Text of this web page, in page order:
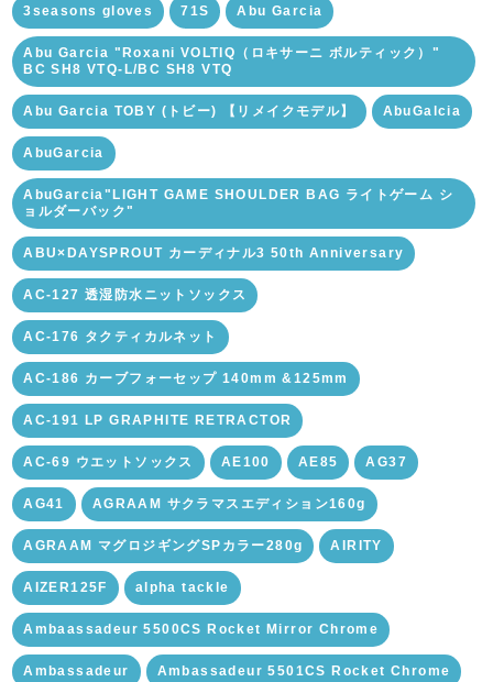
3seasons gloves 71S Abu Garcia
Abu Garcia "Roxani VOLTIQ（ロキサーニ ボルティック）"
BC SH8 VTQ-L/BC SH8 VTQ
Abu Garcia TOBY (トビー) 【リメイクモデル】 AbuGalcia
AbuGarcia
AbuGarcia"LIGHT GAME SHOULDER BAG ライトゲーム シ
ョルダーバック"
ABU×DAYSPROUT カーディナル3 50th Anniversary
AC-127 透湿防水ニットソックス
AC-176 タクティカルネット
AC-186 カーブフォーセップ 140mm &125mm
AC-191 LP GRAPHITE RETRACTOR
AC-69 ウエットソックス AE100 AE85 AG37
AG41 AGRAAM サクラマスエディション160g
AGRAAM マグロジギングSPカラー280g AIRITY
AIZER125F alpha tackle
Ambaassadeur 5500CS Rocket Mirror Chrome
Ambassadeur Ambassadeur 5501CS Rocket Chrome